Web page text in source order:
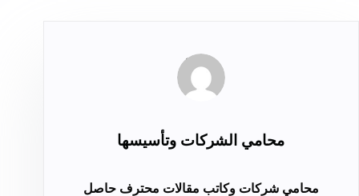
محامي الشركات وتأسيسها
محامي شركات وكاتب مقالات محترف حاصل